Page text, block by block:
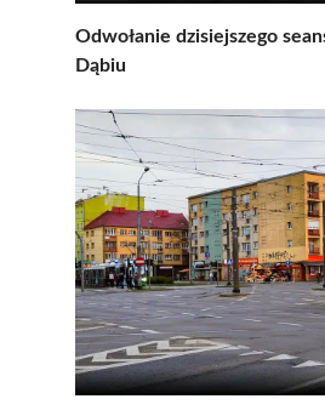
Odwołanie dzisiejszego
Dąbiu